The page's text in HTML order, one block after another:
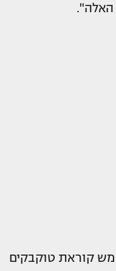
קוראת טוקבקים